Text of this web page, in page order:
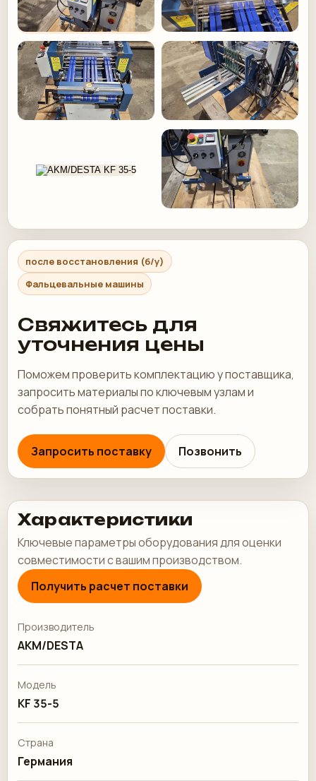
после восстановления (б/у)
Фальцевальные машины
Свяжитесь для
уточнения цены
Поможем проверить комплектацию у поставщика,
запросить материалы по ключевым узлам и
собрать понятный расчет поставки.
Запросить поставку Позвонить
Характеристики
Ключевые параметры оборудования для оценки
совместимости с вашим производством.
Получить расчет поставки
Производитель
AKM/DESTA
Модель
KF 35-5
Страна
Германия